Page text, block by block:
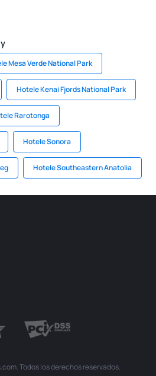
Mesa Verde National Park
Hotele Kenai Fjords National Park
Rarotonga
Hotele Sonora
Hotele Southeastern Anatolia
Todos los derechos reservados.